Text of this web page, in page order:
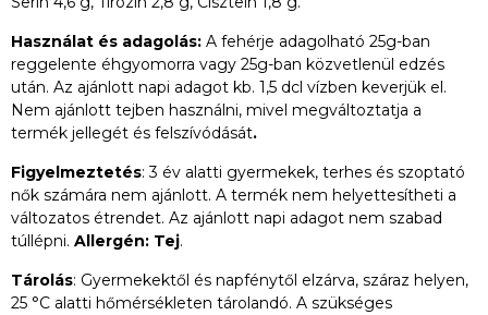
Használat és adagolás: A fehérje adagolható 25g-ban
reggelente éhgyomorra vagy 25g-ban közvetlenül edzés
után. Az ajánlott napi adagot kb. 1,5 dcl vízben keverjük el.
Nem ajánlott tejben használni, mivel megváltoztatja a
termék jellegét és felszívódását.
Figyelmeztetés: 3 év alatti gyermekek, terhes és szoptató
nők számára nem ajánlott. A termék nem helyettesítheti a
változatos étrendet. Az ajánlott napi adagot nem szabad
túllépni. Allergén: Tej.
Tárolás: Gyermekektől és napfénytől elzárva, száraz helyen,
25 °C alatti hőmérsékleten tárolandó. A szükséges